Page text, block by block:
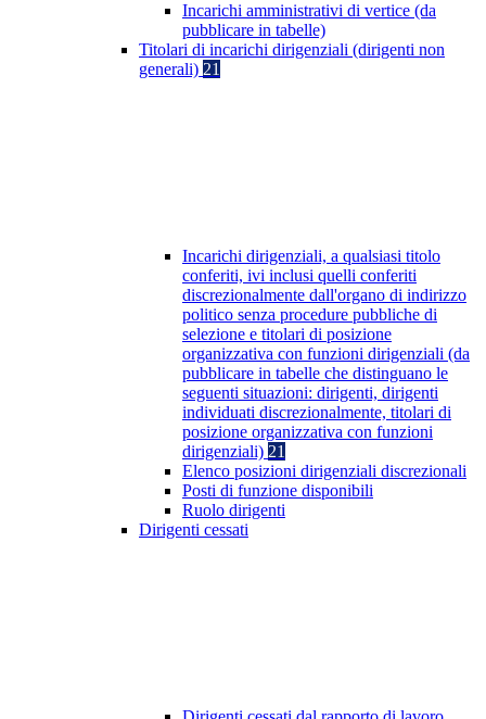
Incarichi amministrativi di vertice (da
pubblicare in tabelle)
Titolari di incarichi dirigenziali (dirigenti non
generali) 21
Incarichi dirigenziali, a qualsiasi titolo
conferiti, ivi inclusi quelli conferiti
discrezionalmente dall'organo di indirizzo
politico senza procedure pubbliche di
selezione e titolari di posizione
organizzativa con funzioni dirigenziali (da
pubblicare in tabelle che distinguano le
seguenti situazioni: dirigenti, dirigenti
individuati discrezionalmente, titolari di
posizione organizzativa con funzioni
dirigenziali) 21
Elenco posizioni dirigenziali discrezionali
Posti di funzione disponibili
Ruolo dirigenti
Dirigenti cessati